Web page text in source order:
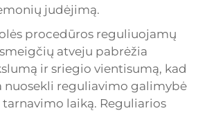
judėjimą.
procedūros reguliuojamų
atveju pabrėžia
ir sriegio vientisumą, kad
nuosekli reguliavimo galimybė
laiką. Reguliarios